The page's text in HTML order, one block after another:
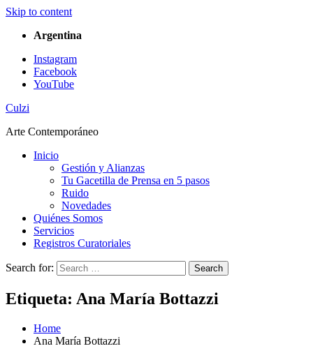
Skip to content
Argentina
Instagram
Facebook
YouTube
Culzi
Arte Contemporáneo
Inicio
Gestión y Alianzas
Tu Gacetilla de Prensa en 5 pasos
Ruido
Novedades
Quiénes Somos
Servicios
Registros Curatoriales
Search for: Search
Etiqueta: Ana María Bottazzi
Home
Ana María Bottazzi